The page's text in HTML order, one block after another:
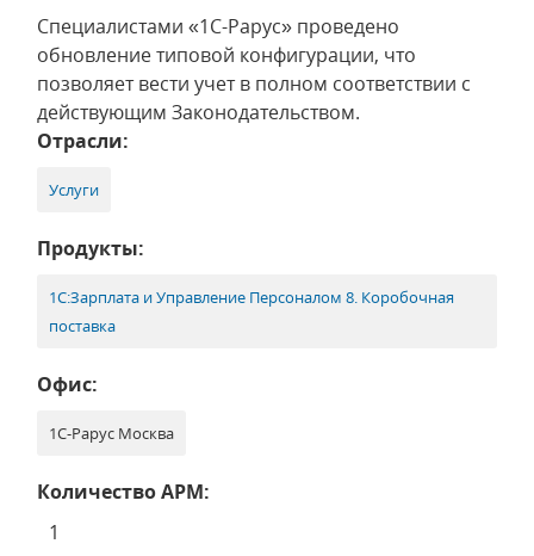
Специалистами «1С-Рарус» проведено
обновление типовой конфигурации, что
позволяет вести учет в полном соответствии с
действующим Законодательством.
Отрасли:
Услуги
Продукты:
1С:Зарплата и Управление Персоналом 8. Коробочная
поставка
Офис:
1С-Рарус Москва
Количество АРМ:
1